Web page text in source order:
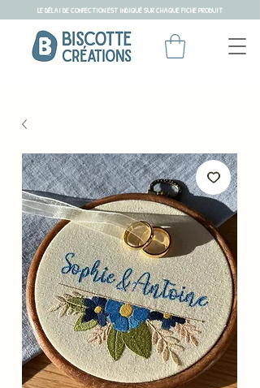
LE DÉLAI DE CONFECTION EST INDIQUÉ SUR CHAQUE FICHE PRODUIT